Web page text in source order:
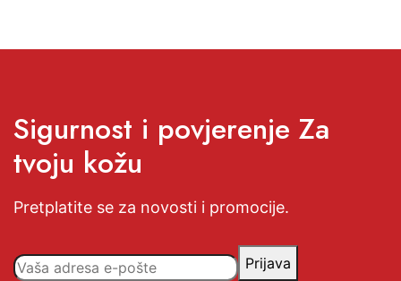
Sigurnost i povjerenje Za
tvoju kožu
Pretplatite se za novosti i promocije.
Prijava